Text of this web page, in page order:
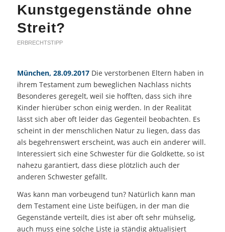
Kunstgegenstände ohne
Streit?
ERBRECHTSTIPP
München, 28.09.2017Die verstorbenen Eltern haben in
ihrem Testament zum beweglichen Nachlass nichts
Besonderes geregelt, weil sie hofften, dass sich ihre
Kinder hierüber schon einig werden. In der Realität
lässt sich aber oft leider das Gegenteil beobachten. Es
scheint in der menschlichen Natur zu liegen, dass das
als begehrenswert erscheint, was auch ein anderer will.
Interessiert sich eine Schwester für die Goldkette, so ist
nahezu garantiert, dass diese plötzlich auch der
anderen Schwester gefällt.
Was kann man vorbeugend tun? Natürlich kann man
dem Testament eine Liste beifügen, in der man die
Gegenstände verteilt, dies ist aber oft sehr mühselig,
auch muss eine solche Liste ja ständig aktualisiert